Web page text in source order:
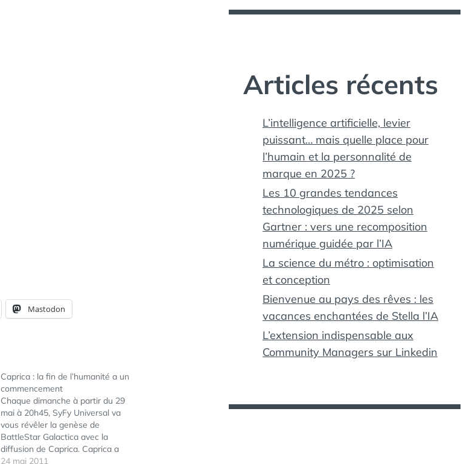
Mastodon
Caprica : la fin de l’humanité a un
commencement
Chaque dimanche à partir du 29
mai à 20h45, SyFy Universal va
vous révêler la genèse de
BattleStar Galactica avec la
diffusion de Caprica. Caprica a
été repensée par les créateurs de
24 mai 2011
Articles récents
L’intelligence artificielle, levier
puissant… mais quelle place pour
l’humain et la personnalité de
marque en 2025 ?
Les 10 grandes tendances
technologiques de 2025 selon
Gartner : vers une recomposition
numérique guidée par l’IA
La science du métro : optimisation
et conception
Bienvenue au pays des rêves : les
vacances enchantées de Stella l’IA
L’extension indispensable aux
Community Managers sur Linkedin